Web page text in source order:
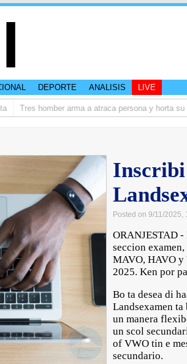
DEPORTE ANALISIS LIVE
Tres homber arma a atraca persona y horta su
Inscribi
Posted on 9/11/2025,
ORANJESTAD
seccion
MAVO, HAVO y
2025. Ken por
Bo ta desea di
Landsexamen
un manera
un scol
of VWO tin e
secundario.